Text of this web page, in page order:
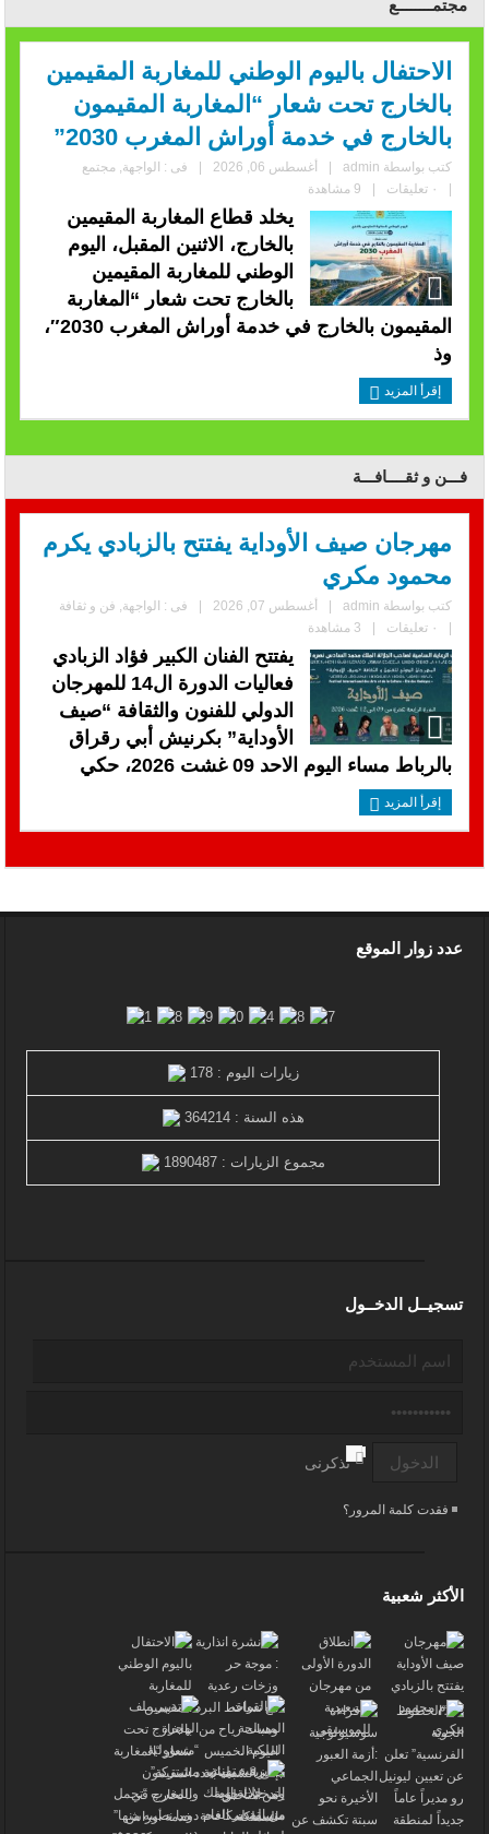
مجتمــــــــع
الاحتفال باليوم الوطني للمغاربة المقيمين
بالخارج تحت شعار “المغاربة المقيمون
بالخارج في خدمة أوراش المغرب 2030”
كتب بواسطة admin أغسطس 06, 2026 فى : الواجهة,مجتمع
٠ تعليقات 9 مشاهدة
يخلد قطاع المغاربة المقيمين
بالخارج، الاثنين المقبل، اليوم
الوطني للمغاربة المقيمين
بالخارج تحت شعار “المغاربة
المقيمون بالخارج في خدمة أوراش المغرب 2030″،
وذ
إقرأ المزيد
فـــن و ثقــــافـــة
مهرجان صيف الأوداية يفتتح بالزبادي يكرم
محمود مكري
كتب بواسطة admin أغسطس 07, 2026 فى : الواجهة, فن و ثقافة
٠ تعليقات 3 مشاهدة
يفتتح الفنان الكبير فؤاد الزبادي
فعاليات الدورة ال14 للمهرجان
الدولي للفنون والثقافة “صيف
الأوداية” بكرنيش أبي رقراق
بالرباط مساء اليوم الاحد 09 غشت 2026، حكي
إقرأ المزيد
عدد زوار الموقع
زيارات اليوم : 178
هذه السنة : 364214
مجموع الزيارات : 1890487
تسجيــل الدخــول
تذكرنى
فقدت كلمة المرور؟
الأكثر شعبية